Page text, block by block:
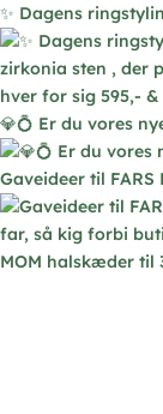
✨ Dagens
💎💍 Er du vores
Gaveideer til FARS
MOM halskæder til